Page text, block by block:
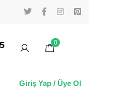
0
Giriş Yap / Üye Ol